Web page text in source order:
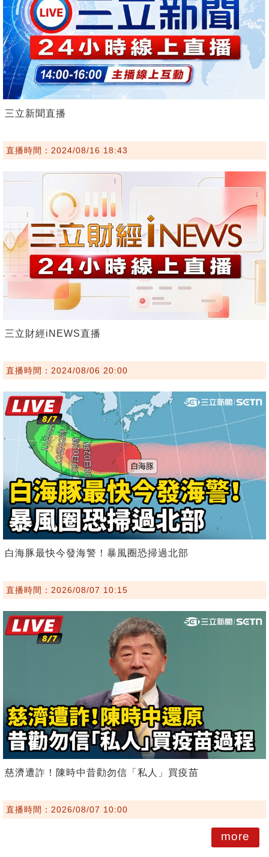
三立新聞直播
直播時間：2024/08/16 18:43
三立財經iNEWS直播
直播時間：2024/08/06 20:00
白海豚最快今發海警！暴風圈恐掃過北部
直播時間：2026/08/07 10:15
慈濟遭詐！陳時中昔勸勿信「私人」買疫苗
直播時間：2026/08/07 10:00
more